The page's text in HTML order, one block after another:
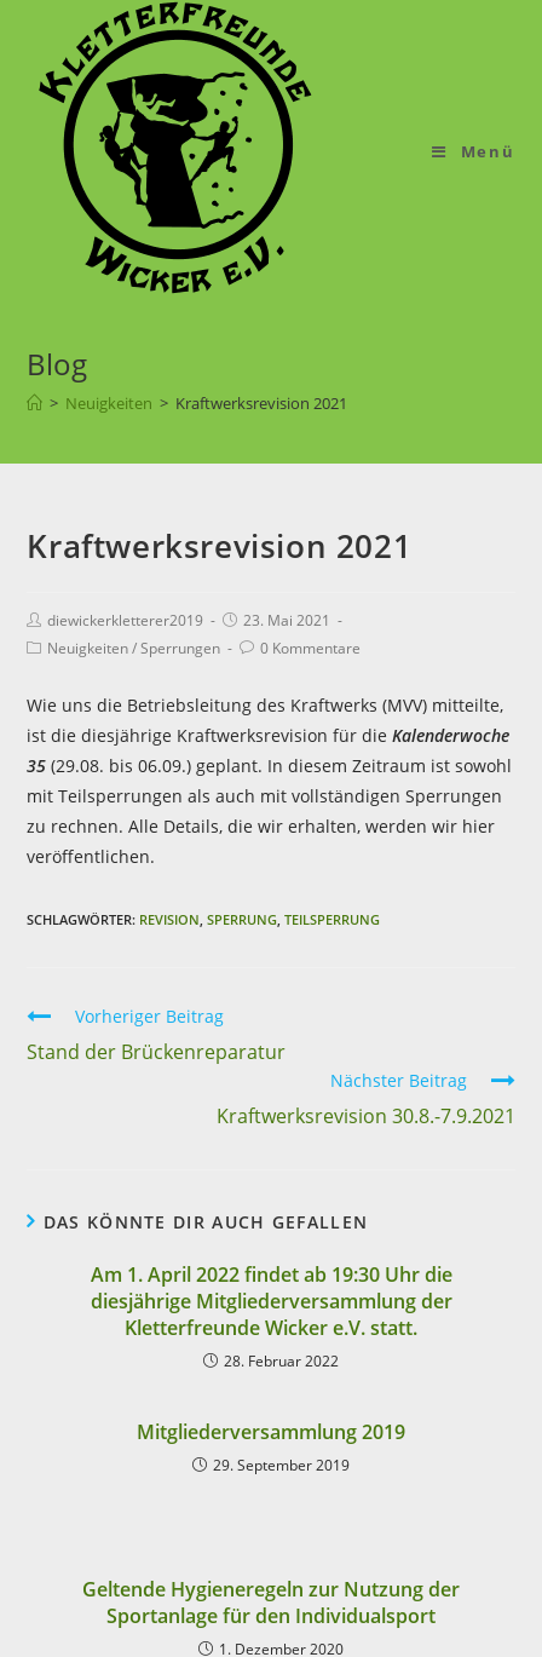
Menü
Blog
> Neuigkeiten > Kraftwerksrevision 2021
Kraftwerksrevision 2021
diewickerkletterer2019
23. Mai 2021
Neuigkeiten/Sperrungen 0 Kommentare
Wie uns die Betriebsleitung des Kraftwerks (MVV) mitteilte,
ist die diesjährige Kraftwerksrevision für dieKalenderwoche
35(29.08. bis 06.09.) geplant. In diesem Zeitraum ist sowohl
mit Teilsperrungen als auch mit vollständigen Sperrungen
zu rechnen. Alle Details, die wir erhalten, werden wir hier
veröffentlichen.
SCHLAGWÖRTER: REVISION,SPERRUNG,TEILSPERRUNG
Vorheriger Beitrag
Stand der Brückenreparatur
Nächster Beitrag
Kraftwerksrevision 30.8.-7.9.2021
DAS KÖNNTE DIR AUCH GEFALLEN
Am 1. April 2022 findet ab 19:30 Uhr die
diesjährige Mitgliederversammlung der
Kletterfreunde Wicker e.V. statt.
28. Februar 2022
Mitgliederversammlung 2019
29. September 2019
Geltende Hygieneregeln zur Nutzung der
Sportanlage für den Individualsport
1. Dezember 2020